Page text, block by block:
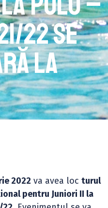
22 se
la
2022 va avea loc turul
pentru Juniori II la